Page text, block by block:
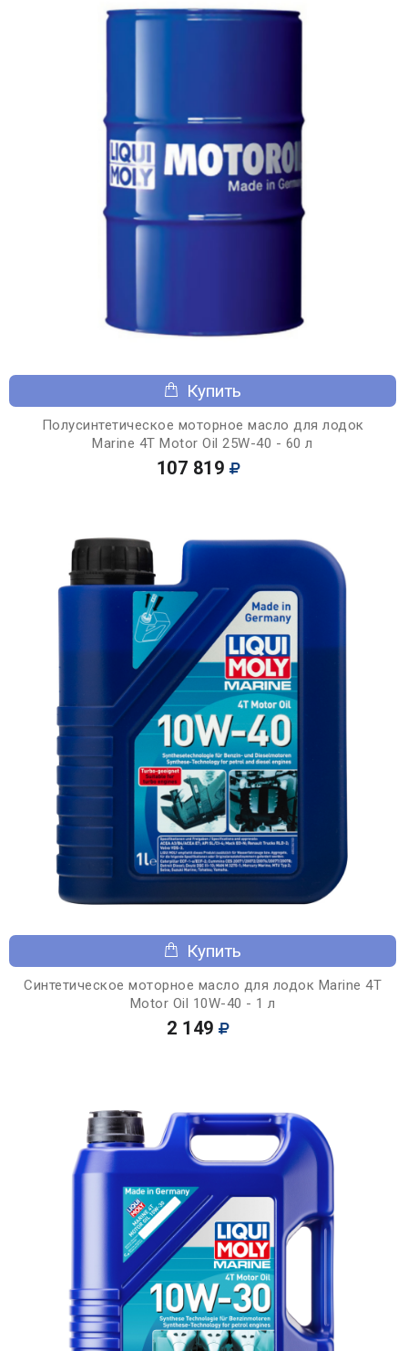
Купить
Полусинтетическое моторное масло для лодок
Marine 4T Motor Oil 25W-40 - 60 л
107 819
Купить
Синтетическое моторное масло для лодок Marine 4T
Motor Oil 10W-40 - 1 л
2 149